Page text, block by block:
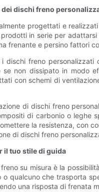
dischi freno
progettati e
in serie per
frenante e persino fattori
dischi freno
non dissipato in modo
con schemi di
di dischi freno
di carbonio o leghe
la resistenza, con
di dischi freno
il tuo stile di guida
su misura è la
qualcuno che trasporta
una risposta di frenata